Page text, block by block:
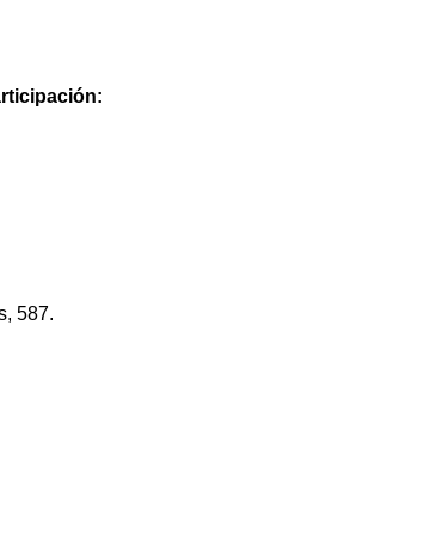
587.